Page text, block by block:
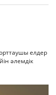
елдер
әлемдік